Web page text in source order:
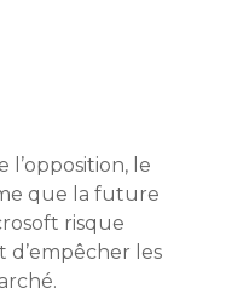
le
que la future
risque
d’empêcher les